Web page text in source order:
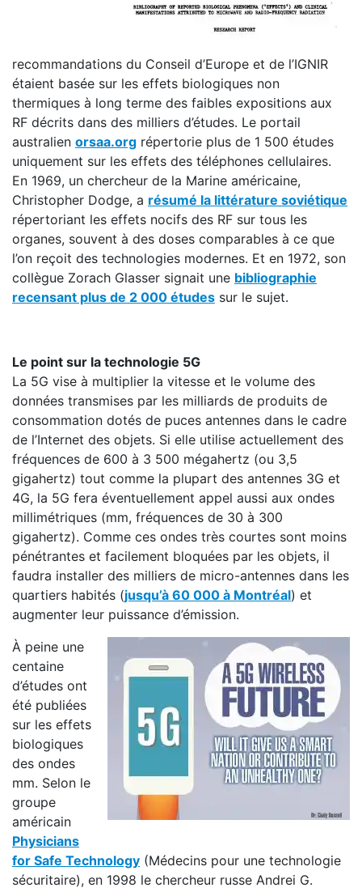
recommandations du Conseil d’Europe et de l’IGNIR
étaient basée sur les effets biologiques non
thermiques à long terme des faibles expositions aux
RF décrits dans des milliers d’études. Le portail
australien orsaa.org répertorie plus de 1 500 études
uniquement sur les effets des téléphones cellulaires.
En 1969, un chercheur de la Marine américaine,
Christopher Dodge, a résumé la littérature soviétique
répertoriant les effets nocifs des RF sur tous les
organes, souvent à des doses comparables à ce que
l’on reçoit des technologies modernes. Et en 1972, son
collègue Zorach Glasser signait une bibliographie
recensant plus de 2 000 études sur le sujet.
Le point sur la technologie 5G
La 5G vise à multiplier la vitesse et le volume des
données transmises par les milliards de produits de
consommation dotés de puces antennes dans le cadre
de l’Internet des objets. Si elle utilise actuellement des
fréquences de 600 à 3 500 mégahertz (ou 3,5
gigahertz) tout comme la plupart des antennes 3G et
4G, la 5G fera éventuellement appel aussi aux ondes
millimétriques (mm, fréquences de 30 à 300
gigahertz). Comme ces ondes très courtes sont moins
pénétrantes et facilement bloquées par les objets, il
faudra installer des milliers de micro-antennes dans les
quartiers habités (jusqu’à 60 000 à Montréal) et
augmenter leur puissance d’émission.
À peine une
centaine
d’études ont
été publiées
sur les effets
biologiques
des ondes
mm. Selon le
groupe
américain
Physicians
for Safe Technology (Médecins pour une technologie
sécuritaire), en 1998 le chercheur russe Andrei G.